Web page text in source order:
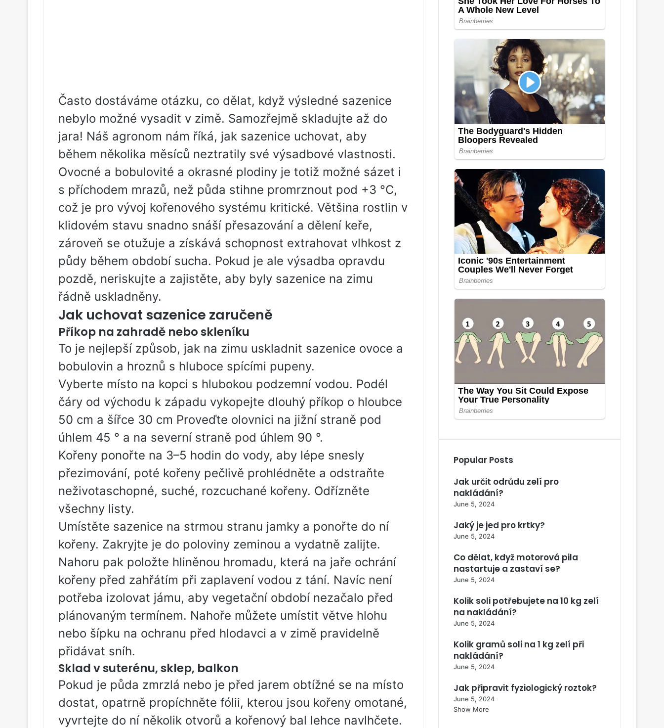
Často dostáváme otázku, co dělat, když výsledné sazenice
nebylo možné vysadit v zimě. Samozřejmě skladujte až do
jara! Náš agronom nám říká, jak sazenice uchovat, aby
během několika měsíců neztratily své výsadbové vlastnosti.
Ovocné a bobulovité a okrasné plodiny je totiž možné sázet i
s příchodem mrazů, než půda stihne promrznout pod +3 °C,
což je pro vývoj kořenového systému kritické. Většina rostlin v
klidovém stavu snadno snáší přesazování a dělení keře,
zároveň se otužuje a získává schopnost extrahovat vlhkost z
půdy během období sucha. Pokud je ale výsadba opravdu
pozdě, neriskujte a zajistěte, aby byly sazenice na zimu
řádně uskladněny.
Jak uchovat sazenice zaručeně
Příkop na zahradě nebo skleníku
To je nejlepší způsob, jak na zimu uskladnit sazenice ovoce a
bobulovin a hroznů s hluboce spícími pupeny.
Vyberte místo na kopci s hlubokou podzemní vodou. Podél
čáry od východu k západu vykopejte dlouhý příkop o hloubce
50 cm a šířce 30 cm Proveďte olovnici na jižní straně pod
úhlem 45 ° a na severní straně pod úhlem 90 °.
Kořeny ponořte na 3–5 hodin do vody, aby lépe snesly
přezimování, poté kořeny pečlivě prohlédněte a odstraňte
neživotaschopné, suché, rozcuchané kořeny. Odřízněte
všechny listy.
Umístěte sazenice na strmou stranu jamky a ponořte do ní
kořeny. Zakryjte je do poloviny zeminou a vydatně zalijte.
Nahoru pak položte hliněnou hromadu, která na jaře ochrání
kořeny před zahřátím při zaplavení vodou z tání. Navíc není
potřeba izolovat jámu, aby vegetační období nezačalo před
plánovaným termínem. Nahoře můžete umístit větve hlohu
nebo šípku na ochranu před hlodavci a v zimě pravidelně
přidávat sníh.
Sklad v suterénu, sklep, balkon
Pokud je půda zmrzlá nebo je před jarem obtížné se na místo
dostat, opatrně propíchněte fólii, kterou jsou kořeny omotané,
vyvrtejte do ní několik otvorů a kořenový bal lehce navlhčete.
Popular Posts
Jak určit odrůdu zelí pro
nakládání?
June 5, 2024
Jaký je jed pro krtky?
June 5, 2024
Co dělat, když motorová pila
nastartuje a zastaví se?
June 5, 2024
Kolik soli potřebujete na 10 kg zelí
na nakládání?
June 5, 2024
Kolik gramů soli na 1 kg zelí při
nakládání?
June 5, 2024
Jak připravit fyziologický roztok?
June 5, 2024
Show More